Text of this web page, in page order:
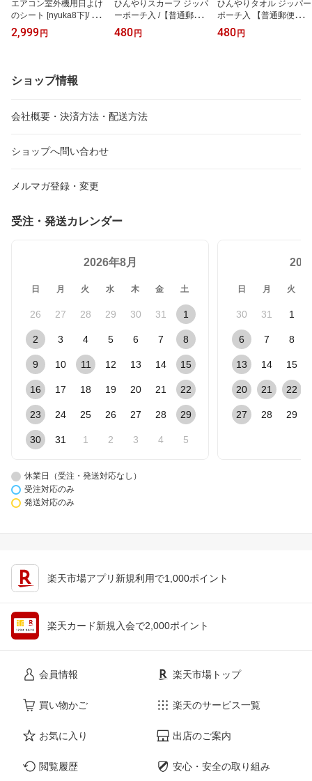
エアコン室外機用日よけ
のシート [nyuka8下]/ エ
アコン 室外機用 日よけ
シート
2,999 円
ひんやりスカーフ ジッパ
ーポーチ入 /【普通郵便
送料無料】 /ひんやり ス
カーフ タイ クール ネッ
480 円
ひんやりタオル ジッパー
ポーチ入 【普通郵便送料
無料】 /ひんやり タオル
クール 和柄 てぬぐい 20
480 円
ショップ情報
会社概要・決済方法・配送方法
ショップへ問い合わせ
メルマガ登録・変更
受注・発送カレンダー
2026年8月
日 月 火 水 木 金 土
26 27 28 29 30 31 1
2 3 4 5 6 7 8
9 10 11 12 13 14 15
16 17 18 19 20 21 22
23 24 25 26 27 28 29
30 31 1 2 3 4 5
日 月 火
30 31 1
6 7 8
13 14 15
20 21 22
27 28 29
休業日（受注・発送対応なし）
受注対応のみ
発送対応のみ
楽天市場アプリ新規利用で1,000ポイント
楽天カード新規入会で2,000ポイント
会員情報
買い物かご
お気に入り
閲覧履歴
楽天市場トップ
楽天のサービス一覧
出店のご案内
安心・安全の取り組み